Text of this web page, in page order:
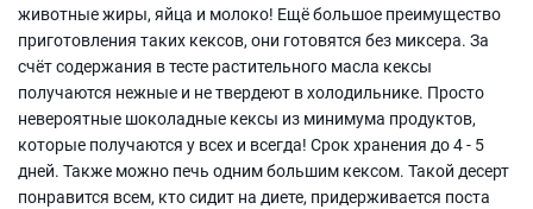
животные жиры, яйца и молоко! Ещё большое преимущество
приготовления таких кексов, они готовятся без миксера. За
счёт содержания в тесте растительного масла кексы
получаются нежные и не твердеют в холодильнике. Просто
невероятные шоколадные кексы из минимума продуктов,
которые получаются у всех и всегда! Срок хранения до 4 - 5
дней. Также можно печь одним большим кексом. Такой десерт
понравится всем, кто сидит на диете, придерживается поста